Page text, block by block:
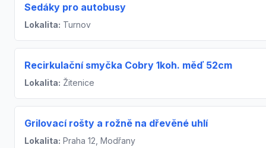
Sedáky pro autobusy
Lokalita: Turnov
Recirkulační smyčka Cobry 1koh. měď 52cm
Lokalita: Žitenice
Grilovací rošty a rožně na dřevěné uhlí
Lokalita: Praha 12, Modřany